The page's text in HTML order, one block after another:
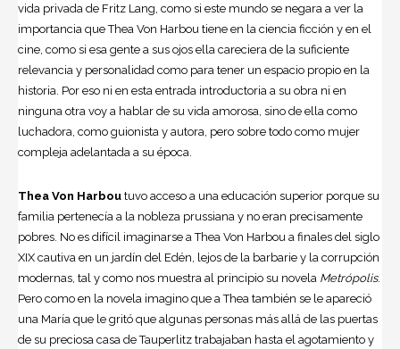
vida privada de Fritz Lang, como si este mundo se negara a ver la
importancia que Thea Von Harbou tiene en la ciencia ficción y en el
cine, como si esa gente a sus ojos ella careciera de la suficiente
relevancia y personalidad como para tener un espacio propio en la
historia. Por eso ni en esta entrada introductoria a su obra ni en
ninguna otra voy a hablar de su vida amorosa, sino de ella como
luchadora, como guionista y autora, pero sobre todo como mujer
compleja adelantada a su época.
Thea Von Harbou tuvo acceso a una educación superior porque su
familia pertenecía a la nobleza prussiana y no eran precisamente
pobres. No es difícil imaginarse a Thea Von Harbou a finales del siglo
XIX cautiva en un jardín del Edén, lejos de la barbarie y la corrupción
modernas, tal y como nos muestra al principio su novela Metrópolis.
Pero como en la novela imagino que a Thea también se le apareció
una María que le gritó que algunas personas más allá de las puertas
de su preciosa casa de Tauperlitz trabajaban hasta el agotamiento y